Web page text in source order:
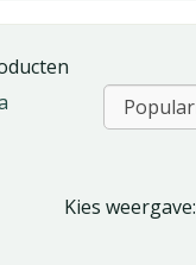
Kies weergave: